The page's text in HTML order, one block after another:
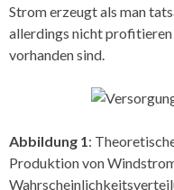
Strom erzeugt als man
allerdings nicht profitieren
vorhanden sind.
Abbildung 1:
Produktion von